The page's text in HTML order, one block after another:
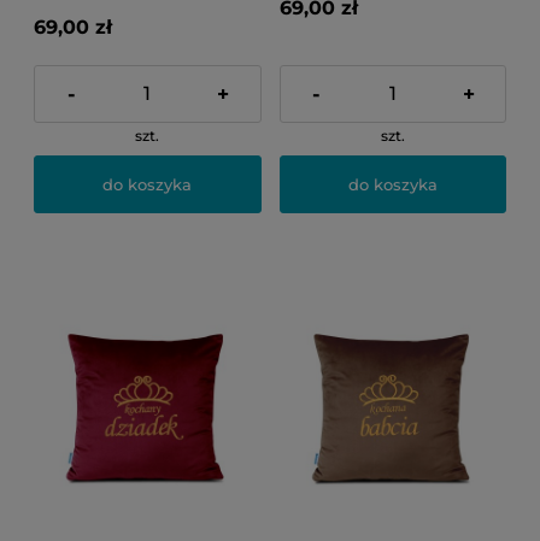
69,00 zł
- +
szt.
do koszyka
69,00 zł
- +
szt.
do koszyka